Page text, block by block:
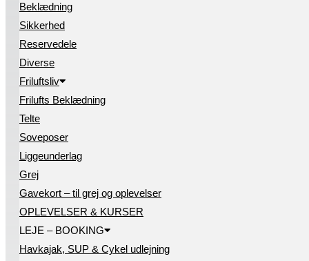
Beklædning
Sikkerhed
Reservedele
Diverse
Friluftsliv
Frilufts Beklædning
Telte
Soveposer
Liggeunderlag
Grej
Gavekort – til grej og oplevelser
OPLEVELSER & KURSER
LEJE – BOOKING
Havkajak, SUP & Cykel udlejning